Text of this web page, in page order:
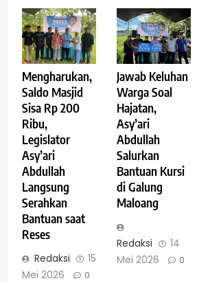
Mengharukan,
Saldo Masjid
Sisa Rp 200
Ribu,
Legislator
Asy’ari
Abdullah
Langsung
Serahkan
Bantuan saat
Reses
Redaksi
15
Mei 2026
0
Jawab Keluhan
Warga Soal
Hajatan,
Asy’ari
Abdullah
Salurkan
Bantuan Kursi
di Galung
Maloang
Redaksi
14
Mei 2026
0